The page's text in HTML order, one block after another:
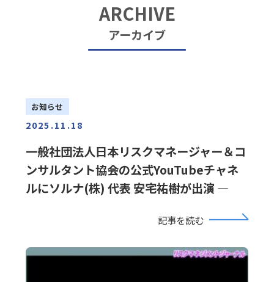
ARCHIVE
アーカイブ
お知らせ
2025.11.18
一般社団法人日本リスクマネージャー＆コ
ンサルタント協会の公式YouTubeチャネ
ルにソルナ(株) 代表 安宅祐樹が出演 ―
記事を読む